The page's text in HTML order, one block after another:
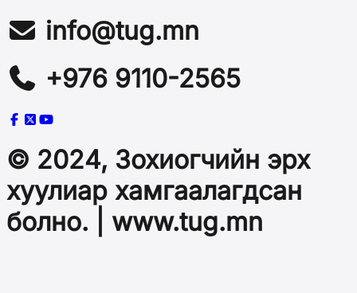
info@tug.mn
+976 9110-2565
© 2024, Зохиогчийн эрх
хуулиар хамгаалагдсан
болно. | www.tug.mn